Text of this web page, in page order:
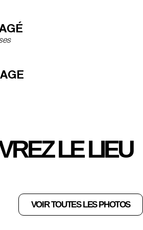
LE LIEU
VOIR TOUTES LES PHOTOS